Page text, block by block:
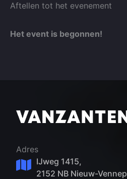
Aftellen tot het evenement
Het event is begonnen!
Adres
IJweg 1415,
2152 NB Nieuw-Vennep